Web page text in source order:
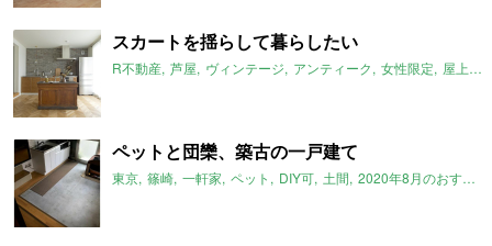
スカートを揺らして暮らしたい
R不動産 芦屋 ヴィンテージ アンティーク 女性限定 屋上付き
ペットと団欒、築古の一戸建て
東京 篠崎 一軒家 ペット DIY可 土間 2020年8月のおすすめ